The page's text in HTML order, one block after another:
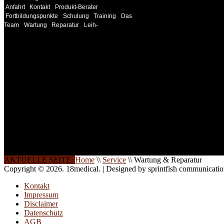
Anfahrt
Kontakt
Produkt-Berater
Fortbildungspunkte
Schulung Training
Das
Team
Wartung Reparatur Leih-
AKTUELLE SEITE: Home \\ Service \\ Wartung & Reparatur
Copyright © 2026. 18medical. | Designed by sprintfish
Kontakt
Impressum
Disclaimer
Datenschutz
AGB